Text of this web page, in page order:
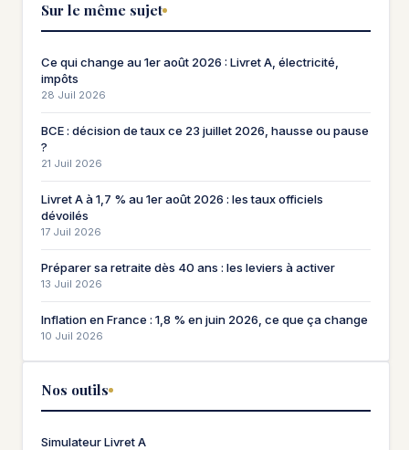
Sur le même sujet
Ce qui change au 1er août 2026 : Livret A, électricité,
impôts
28 Juil 2026
BCE : décision de taux ce 23 juillet 2026, hausse ou pause
?
21 Juil 2026
Livret A à 1,7 % au 1er août 2026 : les taux officiels
dévoilés
17 Juil 2026
Préparer sa retraite dès 40 ans : les leviers à activer
13 Juil 2026
Inflation en France : 1,8 % en juin 2026, ce que ça change
10 Juil 2026
Nos outils
Simulateur Livret A